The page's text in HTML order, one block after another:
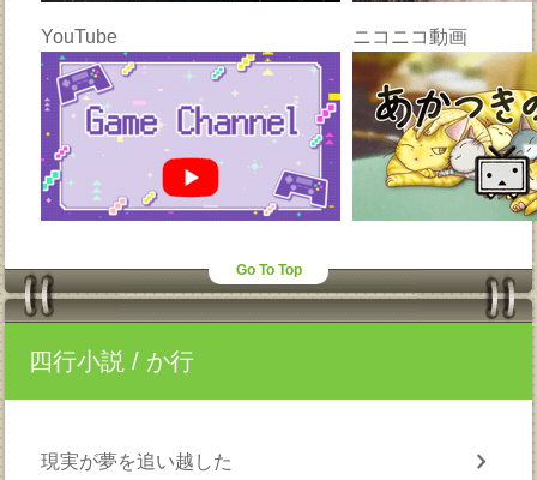
YouTube ニコニコ動画
Go To Top
四行小説 / か行
現実が夢を追い越した chevron_right